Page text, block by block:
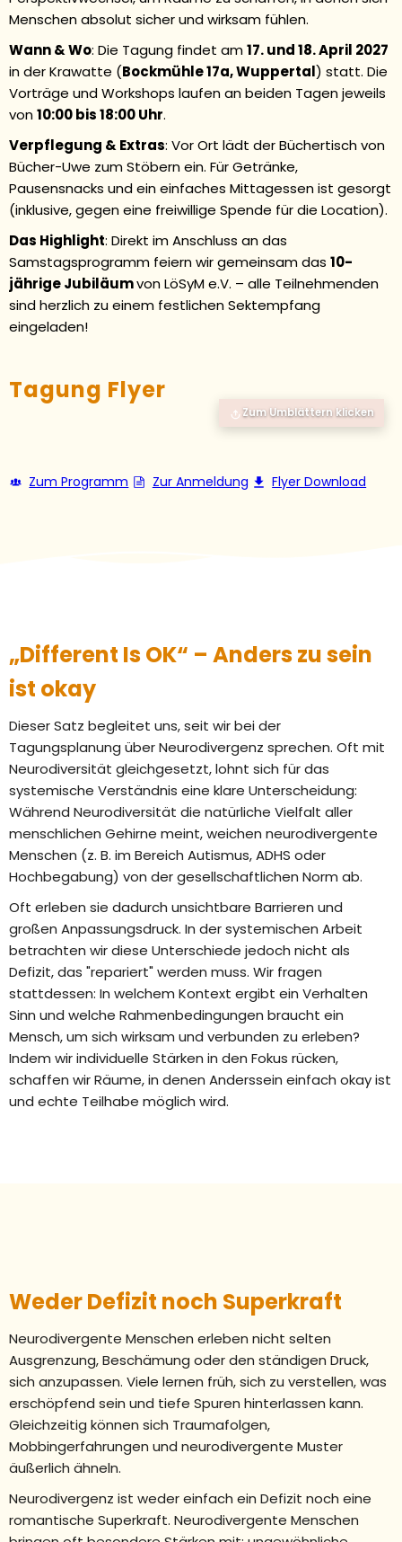
Menschen absolut sicher und wirksam fühlen.
Wann & Wo: Die Tagung findet am17. und 18. April 2027
in der Krawatte (Bockmühle 17a, Wuppertal) statt. Die
Vorträge und Workshops laufen an beiden Tagen jeweils
von10:00 bis 18:00 Uhr.
Verpflegung & Extras: Vor Ort lädt der Büchertisch von
Bücher-Uwe zum Stöbern ein. Für Getränke,
Pausensnacks und ein einfaches Mittagessen ist gesorgt
(inklusive, gegen eine freiwillige Spende für die Location).
Das Highlight: Direkt im Anschluss an das
Samstagsprogramm feiern wir gemeinsam das 10-
jährige Jubiläumvon LöSyM e.V. – alle Teilnehmenden
sind herzlich zu einem festlichen Sektempfang
eingeladen!
Tagung Flyer
Zum Umblättern klicken
Zum Programm Zur Anmeldung Flyer Download
„Different Is OK“ – Anders zu sein
ist okay
Dieser Satz begleitet uns, seit wir bei der
Tagungsplanung über Neurodivergenz sprechen. Oft mit
Neurodiversität gleichgesetzt, lohnt sich für das
systemische Verständnis eine klare Unterscheidung:
Während Neurodiversität die natürliche Vielfalt aller
menschlichen Gehirne meint, weichen neurodivergente
Menschen (z. B. im Bereich Autismus, ADHS oder
Hochbegabung) von der gesellschaftlichen Norm ab.
Oft erleben sie dadurch unsichtbare Barrieren und
großen Anpassungsdruck. In der systemischen Arbeit
betrachten wir diese Unterschiede jedoch nicht als
Defizit, das "repariert" werden muss. Wir fragen
stattdessen: In welchem Kontext ergibt ein Verhalten
Sinn und welche Rahmenbedingungen braucht ein
Mensch, um sich wirksam und verbunden zu erleben?
Indem wir individuelle Stärken in den Fokus rücken,
schaffen wir Räume, in denen Anderssein einfach okay ist
und echte Teilhabe möglich wird.
Weder Defizit noch Superkraft
Neurodivergente Menschen erleben nicht selten
Ausgrenzung, Beschämung oder den ständigen Druck,
sich anzupassen. Viele lernen früh, sich zu verstellen, was
erschöpfend sein und tiefe Spuren hinterlassen kann.
Gleichzeitig können sich Traumafolgen,
Mobbingerfahrungen und neurodivergente Muster
äußerlich ähneln.
Neurodivergenz ist weder einfach ein Defizit noch eine
romantische Superkraft. Neurodivergente Menschen